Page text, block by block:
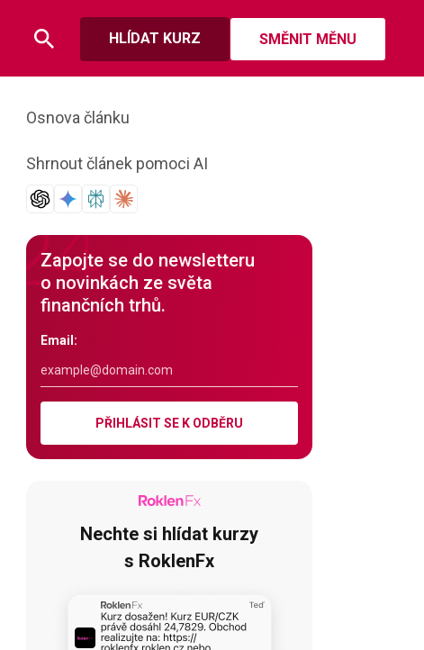
HLÍDAT KURZ SMĚNIT MĚNU
Osnova článku
Shrnout článek pomoci AI
Zapojte se do newsletteru
o novinkách ze světa
finančních trhů.
Email:
PŘIHLÁSIT SE K ODBĚRU
Nechte si hlídat kurzy
s RoklenFx